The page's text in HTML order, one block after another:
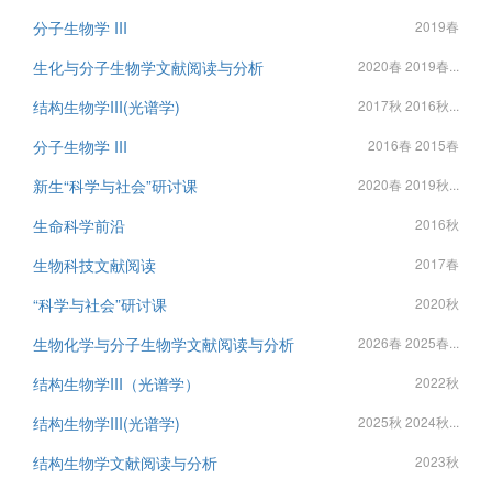
分子生物学 III 2019春
生化与分子生物学文献阅读与分析 2020春 2019春...
结构生物学III(光谱学) 2017秋 2016秋...
分子生物学 III 2016春 2015春
新生“科学与社会”研讨课 2020春 2019秋...
生命科学前沿 2016秋
生物科技文献阅读 2017春
“科学与社会”研讨课 2020秋
生物化学与分子生物学文献阅读与分析 2026春 2025春...
结构生物学III（光谱学） 2022秋
结构生物学III(光谱学) 2025秋 2024秋...
结构生物学文献阅读与分析 2023秋